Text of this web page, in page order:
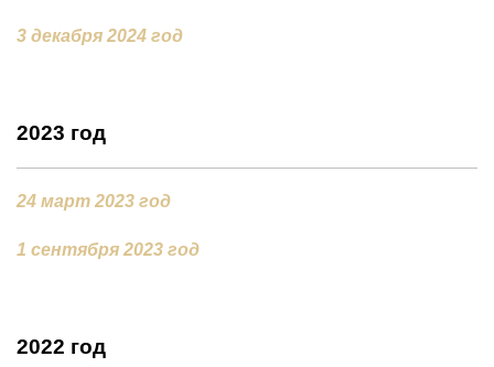
3 декабря 2024 год
2023 год
24 март 2023 год
1 сентября 2023 год
2022 год